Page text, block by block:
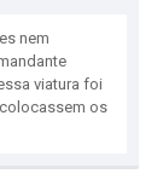
nem
viatura foi
os